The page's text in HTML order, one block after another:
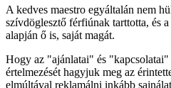
A kedves maestro egyáltalán nem
szívdöglesztő férfiúnak tarttotta, és
alapján ő is, saját magát.
Hogy az "ajánlatai" és
értelmezését hagyjuk meg az
elmúltával reklamálni inkább